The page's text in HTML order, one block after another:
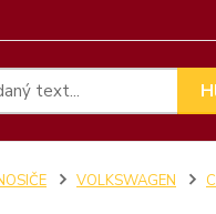
VOLKSWAGEN